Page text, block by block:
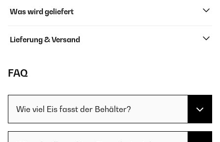
Was wird geliefert
Lieferung & Versand
FAQ
Wie viel Eis fasst der Behälter?